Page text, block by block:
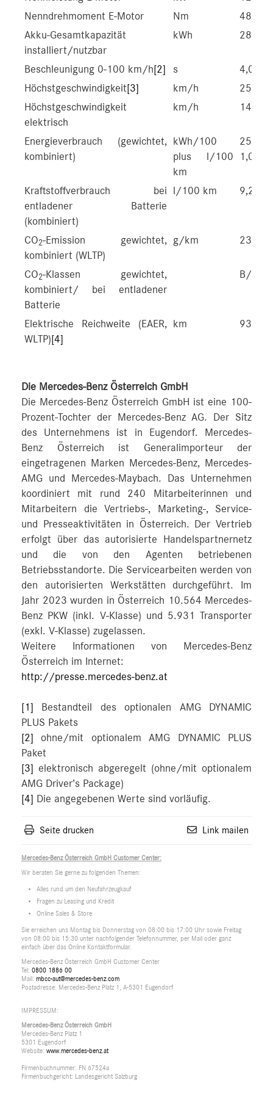
Nenndrehmoment E-Motor
Nm
480
Akku-Gesamtkapazität
installiert/nutzbar
kWh 28,6/
Beschleunigung 0-100 km/h[2] s
4,0/
Höchstgeschwindigkeit[3] km/h
250/
Höchstgeschwindigkeit
elektrisch
km/h 140
Energieverbrauch (gewichtet,
kombiniert)
kWh/100
plus l/100
km
25,9-
1,0-0,8
Kraftstoffverbrauch bei
entladener Batterie
(kombiniert)
l/100 km 9,2-8,6
CO2-Emission gewichtet,
kombiniert (WLTP)
g/km 23-19
CO2-Klassen gewichtet,
kombiniert/ bei entladener
Batterie
B/G
Elektrische Reichweite (EAER,
WLTP)[4]
km 93-101
Die Mercedes-Benz Österreich GmbH
Die Mercedes-Benz Österreich GmbH ist eine 100-
Prozent-Tochter der Mercedes-Benz AG. Der Sitz
des Unternehmens ist in Eugendorf. Mercedes-
Benz Österreich ist Generalimporteur der
eingetragenen Marken Mercedes-Benz, Mercedes-
AMG und Mercedes-Maybach. Das Unternehmen
koordiniert mit rund 240 Mitarbeiterinnen und
Mitarbeitern die Vertriebs-, Marketing-, Service-
und Presseaktivitäten in Österreich. Der Vertrieb
erfolgt über das autorisierte Handelspartnernetz
und die von den Agenten betriebenen
Betriebsstandorte. Die Servicearbeiten werden von
den autorisierten Werkstätten durchgeführt. Im
Jahr 2023 wurden in Österreich 10.564 Mercedes-
Benz PKW (inkl. V-Klasse) und 5.931 Transporter
(exkl. V-Klasse) zugelassen.
Weitere Informationen von Mercedes-Benz
Österreich im Internet:
http://presse.mercedes-benz.at
[1]
Bestandteil des optionalen AMG DYNAMIC
PLUS Pakets
[2]
ohne/mit optionalem AMG DYNAMIC PLUS
Paket
[3] elektronisch abgeregelt (ohne/mit optionalem
AMG Driver’s Package)
[4] Die angegebenen Werte sind vorläufig.
Seite drucken Link mailen
Mercedes-Benz Österreich GmbH Customer Center:
Wir beraten Sie gerne zu folgenden Themen:
Alles rund um den Neufahrzeugkauf
Fragen zu Leasing und Kredit
Online Sales & Store
Sie erreichen uns Montag bis Donnerstag von 08:00 bis 17:00 Uhr sowie Freitag
von 08:00 bis 15:30 unter nachfolgender Telefonnummer, per Mail oder ganz
einfach über das Online Kontaktformular.
Mercedes-Benz Österreich GmbH Customer Center
Tel: 0800 1886 00
Mail: mbcc-aut@mercedes-benz.com
Postadresse: Mercedes-Benz Platz 1, A-5301 Eugendorf
IMPRESSUM:
Mercedes-Benz Österreich GmbH
Mercedes-Benz Platz 1
5301 Eugendorf
Website: www.mercedes-benz.at
Firmenbuchnummer: FN 67524a
Firmenbuchgericht: Landesgericht Salzburg